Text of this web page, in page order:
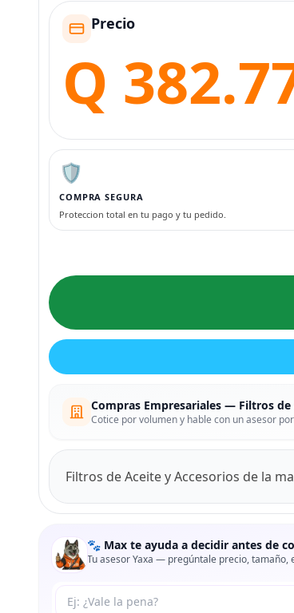
Precio
Q
🛡️
COMPRA SEGURA
Proteccion total en tu pago y tu pedido.
Compras Empresariales — Filtros de
Cotice por volumen y hable con un asesor
Filtros de Aceite y Accesorios de la
🐾 Max te ayuda a decidir antes de
Tu asesor Yaxa — pregúntale precio, tamaño,
Tu pregunta a Max